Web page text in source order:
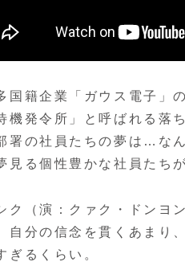
国籍企業「ガウス電子」
機発令所」と呼ばれる落
署の社員たちの夢は…な
見る個性豊かな社員たち
ク（演：クァク・ドンヨ
自分の信念を貫くあまり
ぎるくらい。